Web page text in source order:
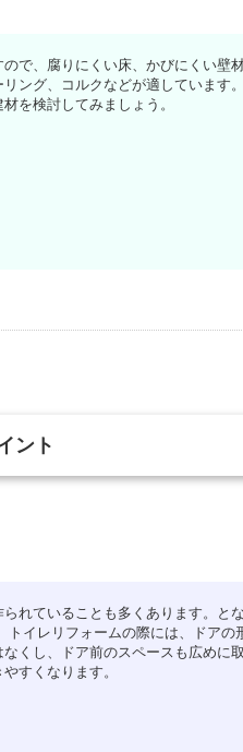
で、腐りにくい床、かびにくい壁
ング、コルクなどが適しています
を検討してみましょう。
ント
れていることも多くあります。と
イレリフォームの際には、ドアの
くし、ドア前のスペースも広めに
すくなります。